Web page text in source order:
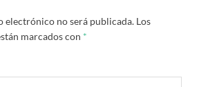
electrónico no será publicada. Los
marcados con *